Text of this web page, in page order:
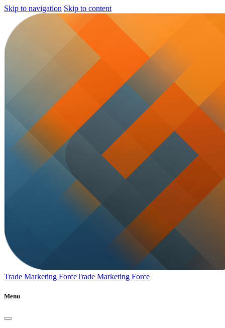
Skip to navigation Skip to content
Trade Marketing ForceTrade Marketing Force
Menu